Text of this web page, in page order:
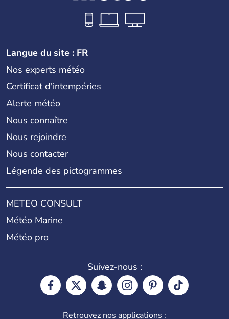
Langue du site : FR
Nos experts météo
Certificat d'intempéries
Alerte météo
Nous connaître
Nous rejoindre
Nous contacter
Légende des pictogrammes
METEO CONSULT
Météo Marine
Météo pro
Suivez-nous :
Retrouvez nos applications :